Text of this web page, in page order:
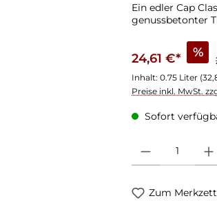
Ein edler Cap
genussbetonter
24,61 €* %
Inhalt: 0.75 Liter
Preise inkl. MwSt.
Sofort
Zum